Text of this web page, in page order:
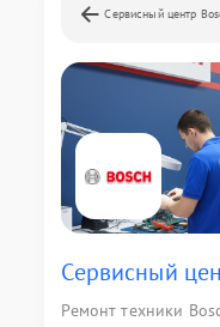
Сервисный центр
Сервисный
Ремонт техники